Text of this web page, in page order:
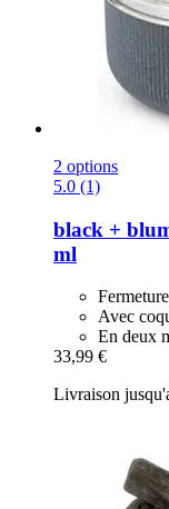
2 options
5.0 (1)
black +
ml
Avec
En deux
33,99 €
Livraison